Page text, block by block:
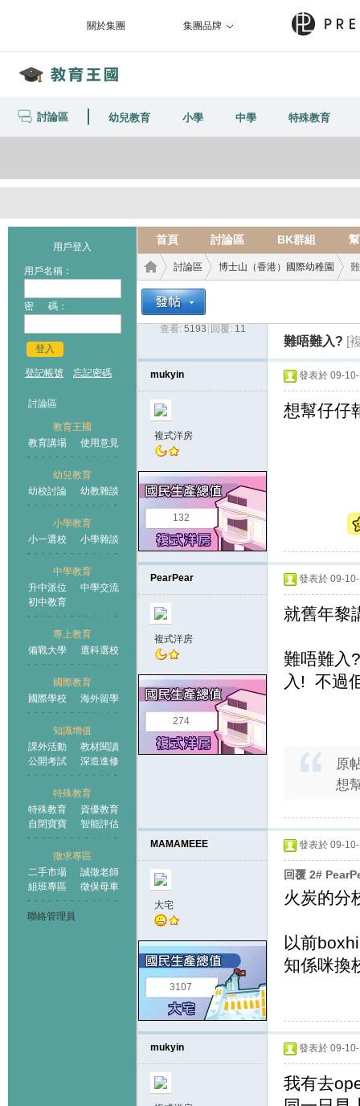
關於集團 集團品牌
討論區 幼兒教育 小學 中學 特殊教育
用戶登入
用戶名稱：
密 碼：
登入
登記帳號 忘記密碼
討論區
教育王國
教育講場
使用意見
幼兒教育
幼校討論
幼教雜談
小學教育
小一選校
小學雜談
中學教育
升中派位
中學交流
初中教育
專上教育
備戰大學
選科選校
國際教育
國際學校
海外留學
知識增值
課外活動
教材閱讀
公開考試
深造進修
特殊教育
特殊教育
資優教育
自閉寶寶
智能評估
徵求專區
二手市場
誠徵老師
組班專區
徵保母車
聯絡管理員
首頁 討論區 BK群組
王國
›
討論區
›
博士山（香港）國際幼稚園
›
查看: 5193 回覆: 11
難唔難入? [
mukyin
複式洋房
132
發表於 09-
想幫仔仔
PearPear
複式洋房
274
發表於 09-
就舊年黎
難唔難入
入! 不過
原
想
MAMAMEEE
大宅
3107
發表於 09-
回覆 2#
火炭的分
以前
知係咪換
mukyin 發表於 09-
我有去